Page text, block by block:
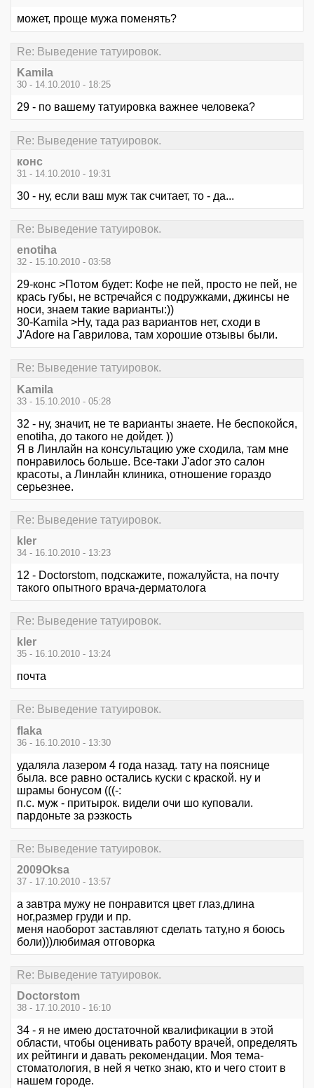
может, проще мужа поменять?
Re: Выведение татуировок.
Kamila
30 - 14.10.2010 - 18:25
29 - по вашему татуировка важнее человека?
Re: Выведение татуировок.
конс
31 - 14.10.2010 - 19:31
30 - ну, если ваш муж так считает, то - да...
Re: Выведение татуировок.
enotiha
32 - 15.10.2010 - 03:58
29-конс >Потом будет: Кофе не пей, просто не пей, не
крась губы, не встречайся с подружками, джинсы не
носи, знаем такие варианты:))
30-Kamila >Ну, тада раз вариантов нет, сходи в
J'Adore на Гаврилова, там хорошие отзывы были.
Re: Выведение татуировок.
Kamila
33 - 15.10.2010 - 05:28
32 - ну, значит, не те варианты знаете. Не беспокойся,
enotiha, до такого не дойдет. ))
Я в Линлайн на консультацию уже сходила, там мне
понравилось больше. Все-таки J'ador это салон
красоты, а Линлайн клиника, отношение гораздо
серьезнее.
Re: Выведение татуировок.
kler
34 - 16.10.2010 - 13:23
12 - Doctorstom, подскажите, пожалуйста, на почту
такого опытного врача-дерматолога
Re: Выведение татуировок.
kler
35 - 16.10.2010 - 13:24
почта
Re: Выведение татуировок.
flaka
36 - 16.10.2010 - 13:30
удаляла лазером 4 года назад. тату на пояснице
была. все равно остались куски с краской. ну и
шрамы бонусом (((-:
п.с. муж - притырок. видели очи шо куповали.
пардоньте за рэзкость
Re: Выведение татуировок.
2009Oksa
37 - 17.10.2010 - 13:57
а завтра мужу не понравится цвет глаз,длина
ног,размер груди и пр.
меня наоборот заставляют сделать тату,но я боюсь
боли)))любимая отговорка
Re: Выведение татуировок.
Doctorstom
38 - 17.10.2010 - 16:10
34 - я не имею достаточной квалификации в этой
области, чтобы оценивать работу врачей, определять
их рейтинги и давать рекомендации. Моя тема-
стоматология, в ней я четко знаю, кто и чего стоит в
нашем городе.